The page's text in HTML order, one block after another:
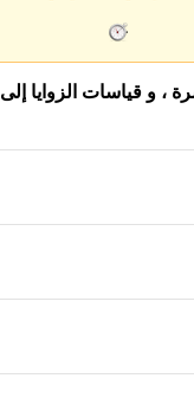
و قياسات الزوايا إلى